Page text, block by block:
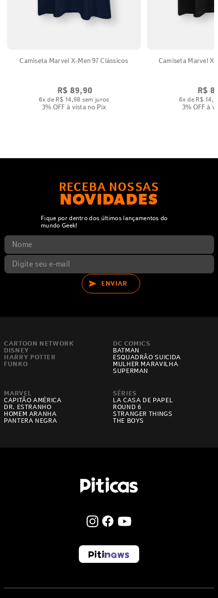
Camiseta Marvel X-Men 97 Clássicos
R$ 89,90
6x de R$ 14,98 sem juros
3% OFF à vista no Pix
R$
6x de R$ 14,
3% OFF à
RECEBA NOSSAS
NOVIDADES
Fique por dentro dos últimos lançamentos do
mundo Geek!
ENVIAR
CARTOON NETWORK
DISNEY
HARRY POTTER
FUNKO
DC COMICS
BATMAN
ESQUADRÃO SUICIDA
MULHER MARAVILHA
SUPERMAN
MARVEL
CAPITÃO AMÉRICA
DR. ESTRANHO
HOMEM ARANHA
PANTERA NEGRA
SÉRIES
LA CASA DE PAPEL
ROUND 6
STRANGER THINGS
THE BOYS